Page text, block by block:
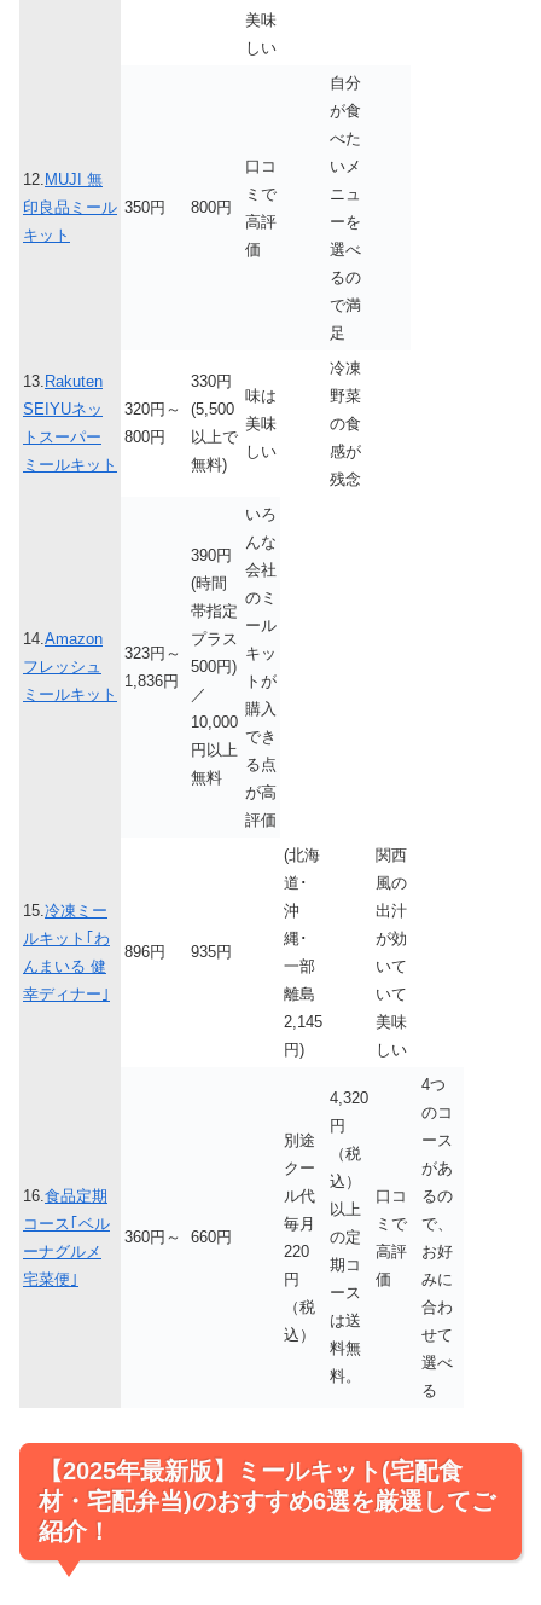
美味
しい
12. MUJI 無
印良品ミール
キット
350円 800円
口コ
ミで
高評
価
自分
が食
べた
いメ
ニュ
ーを
選べ
るの
で満
足
13. Rakuten
SEIYUネッ
トスーパー
ミールキット
320円～
800円
330円
(5,500
以上で
無料)
味は
美味
しい
冷凍
野菜
の食
感が
残念
14.Amazon
フレッシュ
ミールキット
323円～
1,836円
390円
(時間
帯指定
プラス
500円)
／
10,000
円以上
無料
いろ
んな
会社
のミ
ール
キッ
トが
購入
でき
る点
が高
評価
15.冷凍ミー
ルキット｢わ
んまいる 健
幸ディナー｣
896円 935円
(北海
道･
沖
縄･
一部
離島
2,145
円)
関西
風の
出汁
が効
いて
いて
美味
しい
16.食品定期
コース｢ベル
ーナグルメ
宅菜便｣
360円～ 660円
別途
クー
ル代
毎月
220
円
（税
込）
4,320
円
（税
込）
以上
の定
期コ
ース
は送
料無
料。
口コ
ミで
高評
価
4つ
のコ
ース
があ
るの
で、
お好
みに
合わ
せて
選べ
る
【2025年最新版】ミールキット(宅配食
材・宅配弁当)のおすすめ6選を厳選してご
紹介！